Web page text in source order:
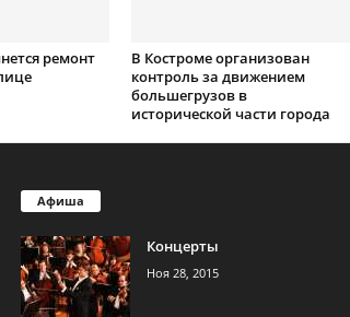
ремонт
В Костроме организован
контроль за движением
большегрузов в
исторической части города
Афиша
Концерты
Ноя 28, 2015